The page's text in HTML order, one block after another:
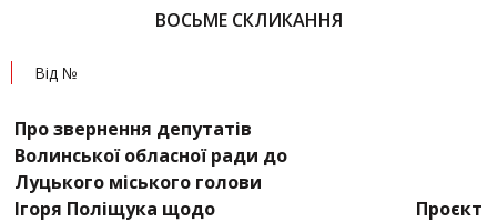
ВОСЬМЕ СКЛИКАННЯ
Від №
Про звернення депутатів
Волинської обласної ради до
Луцького міського голови
Ігоря Поліщука щодо
Проєкт